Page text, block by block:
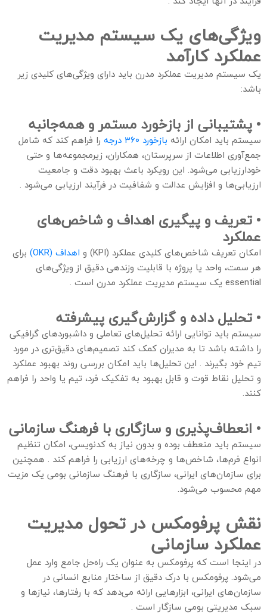
ویژگی‌های یک سیستم مدیریت
عملکرد کارآمد
یک سیستم مدیریت عملکرد مدرن باید دارای ویژگی‌های کلیدی زیر
باشد:
• پشتیبانی از بازخورد مستمر و همه‌جانبه
سیستم باید امکان ارائه بازخورد ۳۶۰ درجه
را فراهم کند که شامل
جمع‌آوری اطلاعات از سرپرستان، همکاران، زیرمجموعه‌ها و حتی
خودارزیابی می‌شود. این رویکرد باعث بهبود دقت و جامعیت
ارزیابی‌ها و افزایش عدالت و شفافیت در فرآیند ارزیابی می‌شود .
• تعریف و پیگیری اهداف و شاخص‌های
عملکرد
امکان تعریف شاخص‌های کلیدی عملکرد (KPI) و اهداف (OKR)
برای
هر سمت، واحد یا پروژه با قابلیت وزندهی دقیق از ویژگی‌های
essential یک سیستم مدیریت عملکرد مدرن است .
• تحلیل داده و گزارش‌گیری پیشرفته
سیستم باید توانایی ارائه تحلیل‌های تعاملی و داشبوردهای گرافیکی
را داشته باشد تا به مدیران کمک کند تصمیم‌های دقیق‌تری در مورد
تیم خود بگیرند . این تحلیل‌ها باید امکان بررسی روند بهبود عملکرد
و تحلیل نقاط قوت و قابل بهبود به تفکیک فرد، تیم یا واحد را فراهم
کنند.
• انعطاف‌پذیری و سازگاری با فرهنگ سازمانی
سیستم باید منعطف بوده و بدون نیاز به کدنویسی، امکان تنظیم
انواع فرم‌ها، شاخص‌ها و چرخه‌های ارزیابی را فراهم کند . همچنین
برای سازمان‌های ایرانی، سازگاری با فرهنگ سازمانی بومی یک مزیت
مهم محسوب می‌شود.
نقش پرفومکس در تحول مدیریت
عملکرد سازمانی
در اینجا است که پرفومکس به عنوان یک راه‌حل جامع وارد عمل
می‌شود. پرفومکس با درک دقیق از ساختار منابع انسانی در
سازمان‌های ایرانی، ابزارهایی ارائه می‌دهد که با رفتارها، نیازها و
سبک مدیریتی بومی سازگار است .